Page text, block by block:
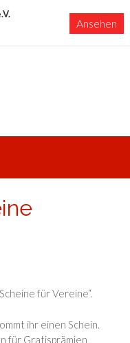
für Vereine“.
ihr einen Schein.
für Gratisprämien
Ansehen